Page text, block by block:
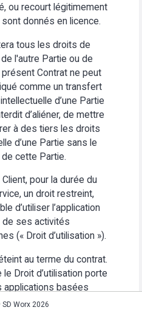
ou recourt légitimement
donnés en licence.
tous les droits de
l'autre Partie ou de
Contrat ne peut
comme un transfert
d’une Partie
d’aliéner, de mettre
à des tiers les droits
d’une Partie sans le
cette Partie.
pour la durée du
un droit restreint,
d’utiliser l’application
de ses activités
(« Droit d’utilisation »).
au terme du contrat.
le Droit d’utilisation porte
applications basées
(i) d’utiliser
Worx 2026